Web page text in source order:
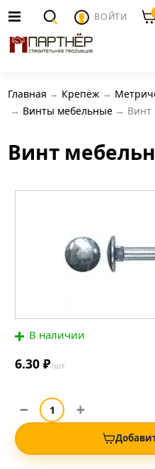
ВОЙТИ
Главная Крепёж
Винты мебельные
Винт
Винт
В наличии
6.30 ₽/шт.